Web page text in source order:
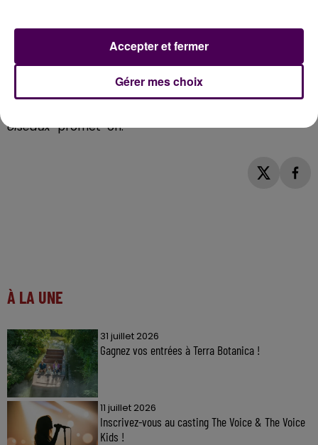
damier géant en bois en adéquation avec le milieu
: si les lieux seront à terme en grand partie
réaménagés,
notamment des chemins de promenade créés par
les tontes et la mise en place d’une zone de
oiseaux"promet-on.
À LA UNE
31 juillet 2026
Gagnez vos entrées à Terra Botanica !
11 juillet 2026
Inscrivez-vous au casting The Voice & The Voice
Kids !
Gérer mes choix
Accepter et fermer